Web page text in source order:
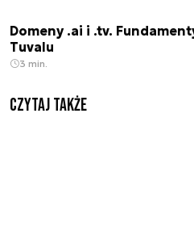
Domeny .ai i .tv.
Tuvalu
3 min.
Czytaj także